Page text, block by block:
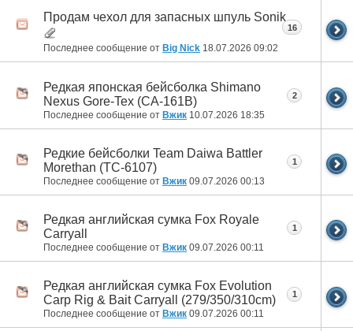
Продам чехол для запасных шпуль Sonik
Последнее сообщение от Big Nick 18.07.2026 09:02
16
Редкая японская бейсболка Shimano
Nexus Gore-Tex (CA-161B)
Последнее сообщение от Вжик 10.07.2026 18:35
2
Редкие бейсболки Team Daiwa Battler
Morethan (TC-6107)
Последнее сообщение от Вжик 09.07.2026 00:13
1
Редкая английская сумка Fox Royale
Carryall
Последнее сообщение от Вжик 09.07.2026 00:11
1
Редкая английская сумка Fox Evolution
Carp Rig & Bait Carryall (279/350/310cm)
Последнее сообщение от Вжик 09.07.2026 00:11
1